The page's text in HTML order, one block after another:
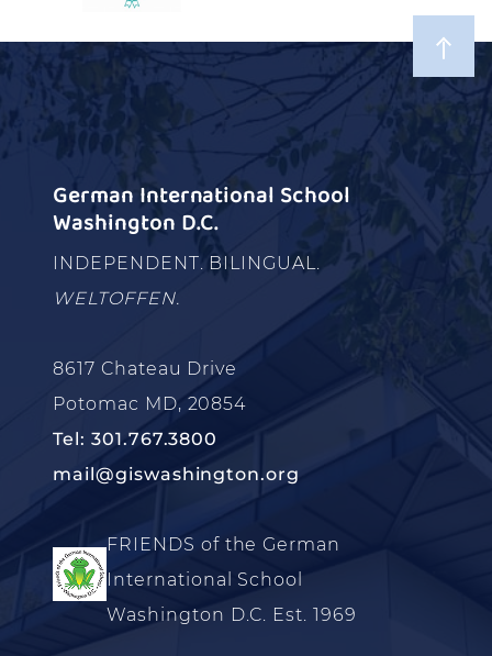
German International School
Washington D.C.
INDEPENDENT. BILINGUAL.
WELTOFFEN.
8617 Chateau Drive
Potomac MD, 20854
Tel: 301.767.3800
mail@giswashington.org
FRIENDS of the German
International School
Washington D.C. Est. 1969